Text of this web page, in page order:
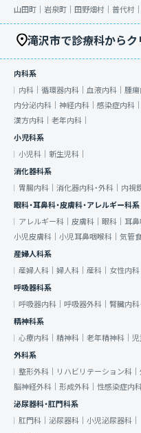
山田町｜ 岩泉町｜ 田野畑村｜ 普代村｜
滝沢市で診療科からク
内科系
内科｜ 循環器内科｜ 血液内科｜ 腫瘍
内分泌内科｜ 神経内科｜ 感染症内科｜
漢方内科｜ 老年内科｜
小児科系
小児科｜ 新生児科｜
消化器科系
胃腸内科｜ 消化器内科・外科｜ 内視
眼科・耳鼻科・皮膚科・アレルギー科系
アレルギー科｜ 皮膚科｜ 眼科｜ 耳鼻
小児皮膚科｜ 小児耳鼻咽喉科｜ 気管
産婦人科系
産婦人科｜ 婦人科｜ 産科｜ 女性内科
呼吸器科系
呼吸器内科｜ 呼吸器外科｜ 腎臓内科
精神科系
心療内科｜ 精神科｜ 老年精神科｜ 児
外科系
整形外科｜
リハビリテーション科｜
脳神経外科｜ 形成外科｜ 性感染症内科
泌尿器科・肛門科系
肛門科｜ 泌尿器科｜ 小児泌尿器科｜